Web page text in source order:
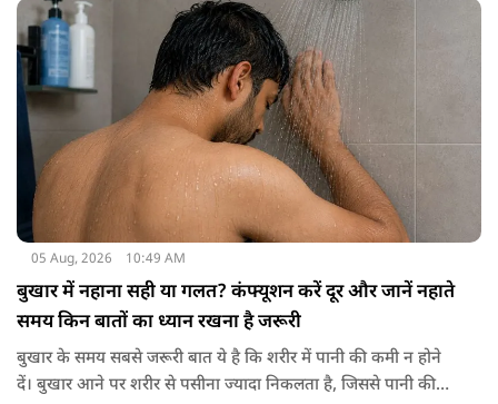
मिनरल्स जो सेहत के लिए वरदान साबित होते हैं। आइए विस्तार से जानते
हैं कि अखरोट खाना सेहत के लिए क्यों है ज़रूरी।
05 Aug, 2026 10:49 AM
बुखार में नहाना सही या गलत? कंफ्यूशन करें दूर और जानें नहाते
समय किन बातों का ध्यान रखना है जरूरी
बुखार के समय सबसे जरूरी बात ये है कि शरीर में पानी की कमी न होने
दें। बुखार आने पर शरीर से पसीना ज्यादा निकलता है, जिससे पानी की